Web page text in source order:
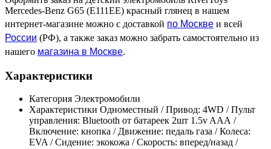
Mercedes-Benz G65 (E111EE) красный глянец в нашем
интернет-магазине можно с доставкой по Москве и всей
России (РФ), а также заказ можно забрать самостоятельно из
нашего магазина в Москве.
Характеристики
Категория Электромобили
Характеристики Одноместный / Привод: 4WD / Пульт
управления: Bluetooth от батареек 2шт 1.5v AAА /
Включение: кнопка / Движение: педаль газа / Колеса:
EVA / Сидение: экокожа / Скорость: вперед/назад /